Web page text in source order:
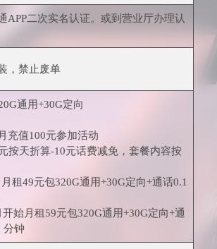
APP二次实名认证。或到营业厅办理认
，禁止废单
通用+30G定向
充值100元参加活动
按天折算-10元话费减免，套餐内容按
租49元包320G通用+30G定向+通话0.1
始月租59元包320G通用+30G定向+通
分钟